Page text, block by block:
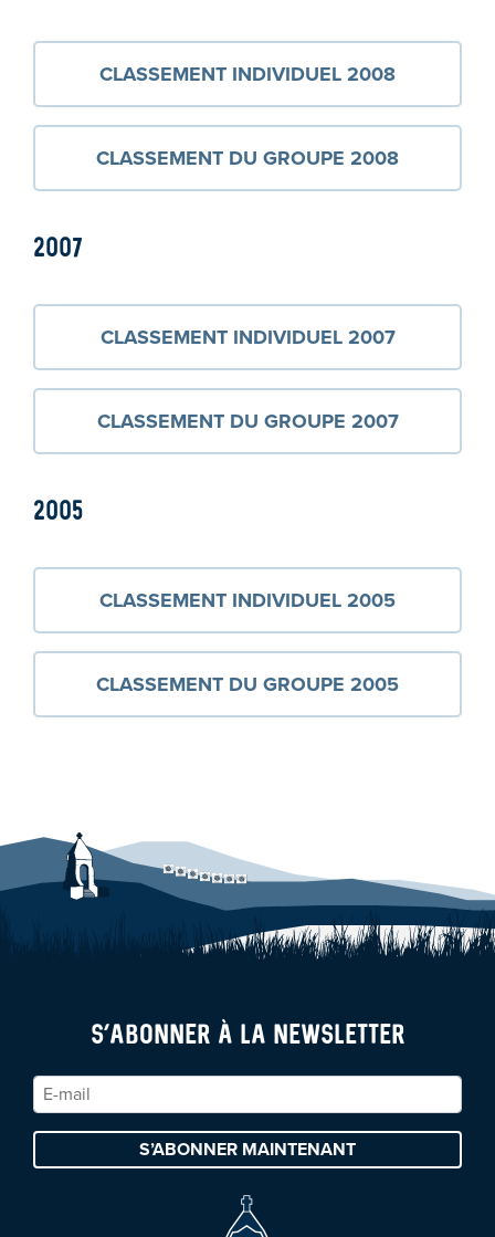
CLASSEMENT INDIVIDUEL 2008
CLASSEMENT DU GROUPE 2008
2007
CLASSEMENT INDIVIDUEL 2007
CLASSEMENT DU GROUPE 2007
2005
CLASSEMENT INDIVIDUEL 2005
CLASSEMENT DU GROUPE 2005
S’ABONNER À LA NEWSLETTER
S’ABONNER MAINTENANT